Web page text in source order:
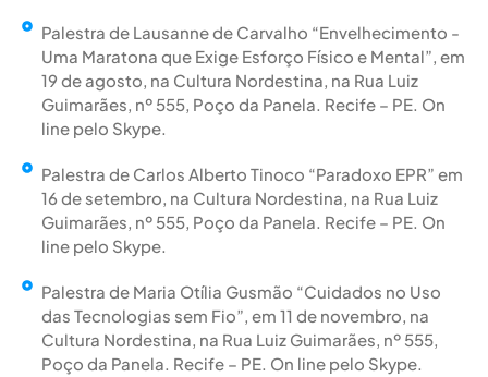
Palestra de Lausanne de Carvalho “Envelhecimento -
Uma Maratona que Exige Esforço Físico e Mental”, em
19 de agosto, na Cultura Nordestina, na Rua Luiz
Guimarães, nº 555, Poço da Panela. Recife – PE. On
line pelo Skype.
Palestra de Carlos Alberto Tinoco “Paradoxo EPR” em
16 de setembro, na Cultura Nordestina, na Rua Luiz
Guimarães, nº 555, Poço da Panela. Recife – PE. On
line pelo Skype.
Palestra de Maria Otília Gusmão “Cuidados no Uso
das Tecnologias sem Fio”, em 11 de novembro, na
Cultura Nordestina, na Rua Luiz Guimarães, nº 555,
Poço da Panela. Recife – PE. On line pelo Skype.